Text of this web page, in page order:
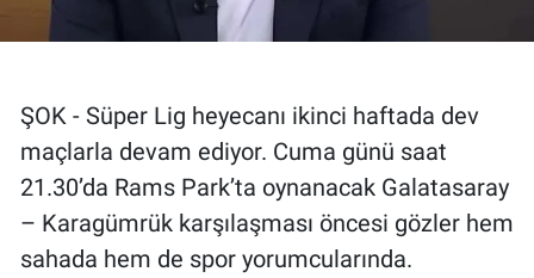
ŞOK - Süper Lig heyecanı ikinci haftada dev
maçlarla devam ediyor. Cuma günü saat
21.30’da Rams Park’ta oynanacak Galatasaray
– Karagümrük karşılaşması öncesi gözler hem
sahada hem de spor yorumcularında.